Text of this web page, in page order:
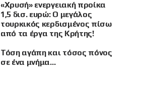
«Χρυσή» ενεργειακή προίκα
1,5 δισ. ευρώ: Ο μεγάλος
τουρκικός κερδισμένος πίσω
από τα έργα της Κρήτης!
Τόση αγάπη και τόσος πόνος
σε ένα μνήμα…